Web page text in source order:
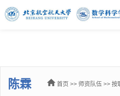
陈霖 首页 >> 师资队伍 >> 按